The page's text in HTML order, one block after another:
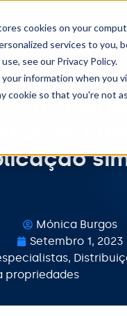
cookies on your
services to you,
see our Privacy Policy.
information when you
cookie so that you're not
posso
conta
Mónica Burgos
Setembro 1, 2023
,
propriedades